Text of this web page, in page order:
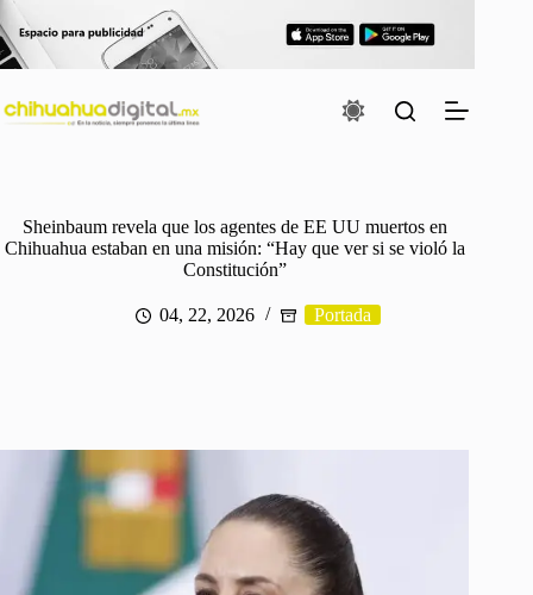
Saltar
al
contenido
Sheinbaum revela que los agentes de EE UU muertos en
Chihuahua estaban en una misión: “Hay que ver si se violó la
Constitución”
04, 22, 2026 Portada